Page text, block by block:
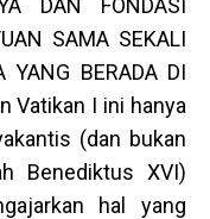
DAN FONDASI
SAMA SEKALI
YANG BERADA DI
Vatikan I ini hanya
(dan bukan
Benediktus XVI)
hal yang